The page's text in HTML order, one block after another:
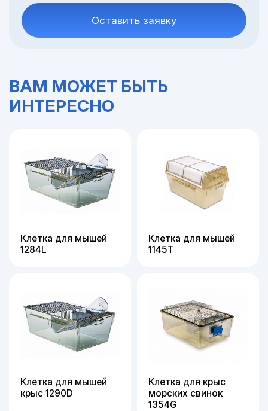
Оставить заявку
ВАМ МОЖЕТ БЫТЬ
ИНТЕРЕСНО
Клетка для мышей
1284L
Клетка для мышей
1145Т
Клетка для мышей
крыс 1290D
Клетка для крыс
морских свинок
1354G